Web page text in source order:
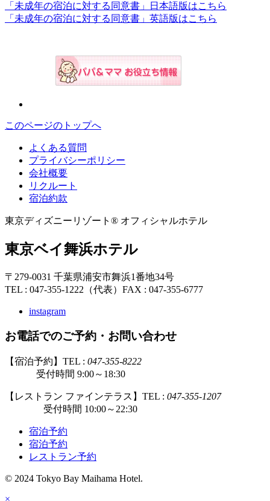
「未成年の宿泊に対する同意書」日本語版はこちら
「未成年の宿泊に対する同意書」英語版はこちら
このページのトップへ
よくある質問
プライバシーポリシー
会社概要
リクルート
宿泊約款
東京ディズニーリゾート® オフィシャルホテル
東京ベイ舞浜ホテル
〒279-0031 千葉県浦安市舞浜1番地34号
TEL : 047-355-1222（代表） FAX : 047-355-6777
instagram
お電話でのご予約・お問い合わせ
【宿泊予約】TEL : 047-355-8222
受付時間 9:00～18:30
【レストラン ファインテラス】TEL : 047-355-1207
受付時間 10:00～22:30
宿泊予約
宿泊予約
レストラン予約
© 2024 Tokyo Bay Maihama Hotel.
×